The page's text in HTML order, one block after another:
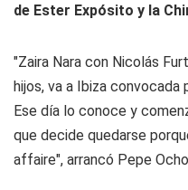
de Ester Expósito y la
"Zaira Nara con Nicolás
hijos, va a Ibiza convocada
Ese día lo conoce y
que decide quedarse
affaire", arrancó Pepe